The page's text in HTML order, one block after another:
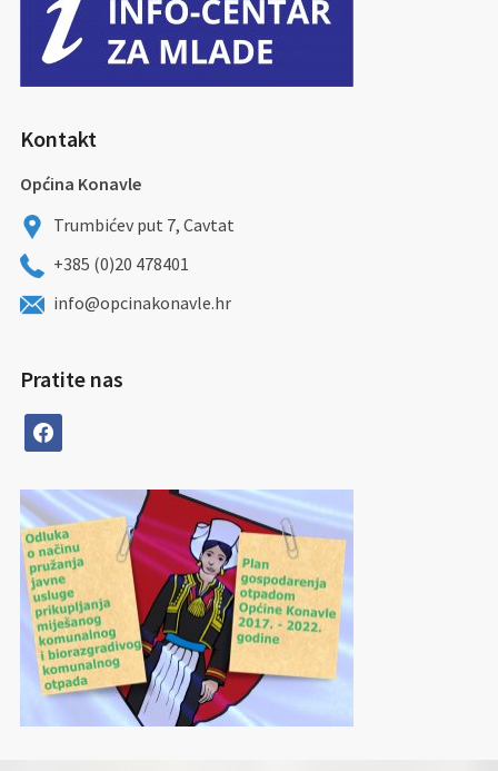
Kontakt
Općina Konavle
Trumbićev put 7, Cavtat
+385 (0)20 478401
info@opcinakonavle.hr
Pratite nas
facebook